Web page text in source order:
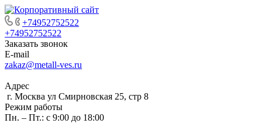
+74952752522
+74952752522
Заказать звонок
E-mail
zakaz@metall-ves.ru
Адрес
г. Москва ул Смирновская 25, стр 8
Режим работы
Пн. – Пт.: с 9:00 до 18:00